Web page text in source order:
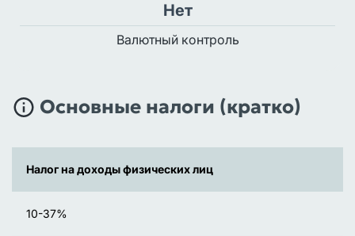
Нет
Валютный контроль
Основные налоги (кратко)
Налог на доходы физических лиц
10-37%